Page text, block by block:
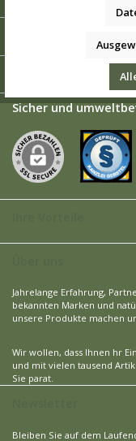
Sicher und
Jahrelange Erfahrung,
bekannten Marken und
unsere Produkte machen
Wir wollen, dass Ihnen hr
und mit vielen tausend
Sie parat.
Bleiben Sie auf dem